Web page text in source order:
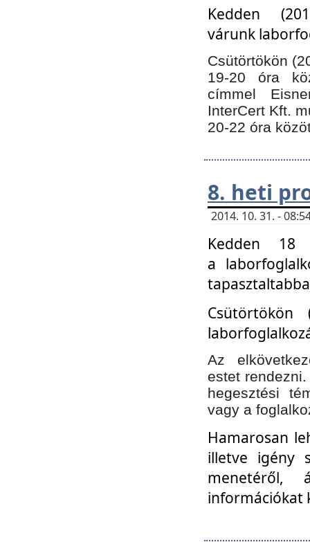
Kedden
várunk
Csütörtökön
19-20 óra
címmel
InterCert Kft.
20-22 óra
8. heti
2014. 10. 31. -
Kedden 18
a
Az
estet
hegesztési
vagy a
Hamarosan
illetve igény
menetéről,
információkat